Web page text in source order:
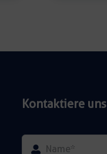
Kontaktiere uns